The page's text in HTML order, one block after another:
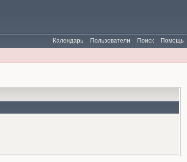
Помощь
Поиск
Пользователи
Календарь